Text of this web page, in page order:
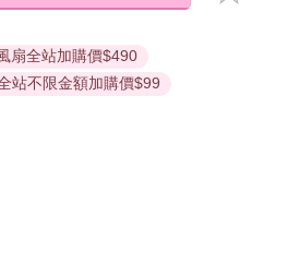
所購買的電子書僅能以金石堂專屬
法以其他閱讀器或直接下載檔案。
19條及行政院消費者保護處公告之
扇全站加購價$490
站不限金額加購價$99